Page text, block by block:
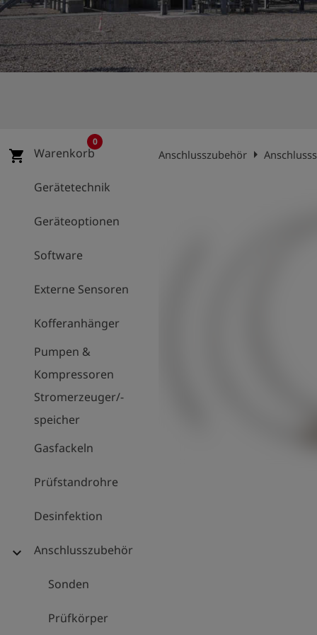
account_circle Anmelden
shieldRegistrierung
shopping_cart Warenkorb
0
Gerätetechnik
Geräteoptionen
Software
Externe Sensoren
Kofferanhänger
Pumpen &
Kompressoren
Stromerzeuger/-
speicher
Gasfackeln
Prüfstandrohre
Desinfektion
expand_more Anschlusszubehör
Sonden
Prüfkörper
Anschlusszubehör arrow_right